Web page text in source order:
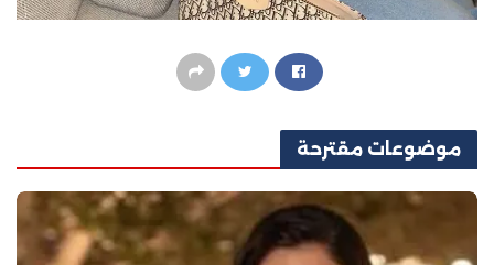
موضوعات مقترحة